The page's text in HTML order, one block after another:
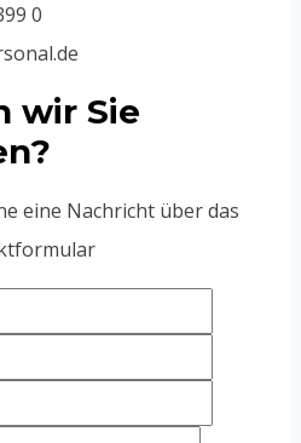
0
wir Sie
eine Nachricht über das